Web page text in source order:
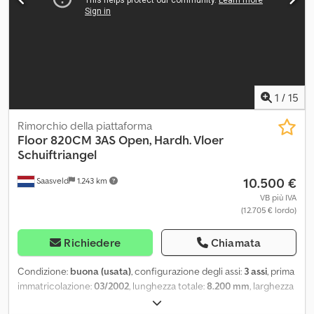
posteriore 1: Carico massimo sull'asse: 9000 kg; Sterzante Asse
posteriore 2: Carico massimo sull'asse: 9000 kg Funzionalità
1 / 15
Saasveld 1.243 km
Rimorchio della piattaforma
Floor820CM 3AS Open, Hardh. Vloer
Schuiftriangel
10.500 €
VB più IVA
(12.705 € lordo)
Richiedere Chiamata
Condizione: buona (usata), configurazione degli assi: 3 assi, prima
immatricolazione:03/2002, lunghezza totale:8.200 mm, larghezza
900 mm